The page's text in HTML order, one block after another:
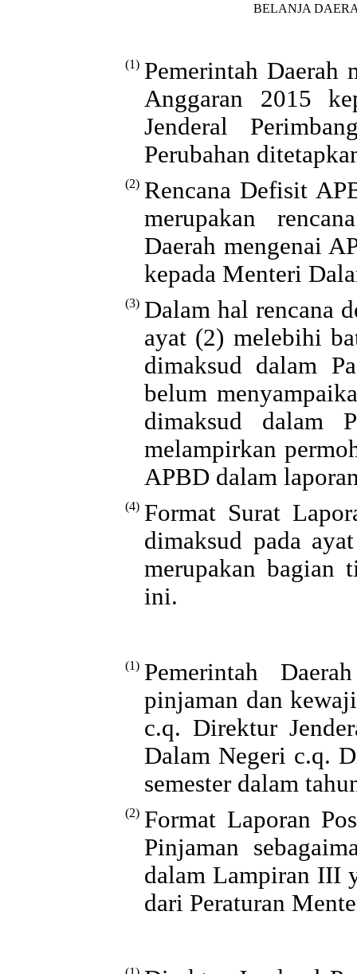
BELANJA
(1) Pemerintah Daerah
Anggaran 2015
Jenderal
Perubahan
(2) Rencana Defisit
merupakan
Daerah mengenai
kepada Menteri
(3) Dalam hal rencana
ayat (2) melebihi
dimaksud dalam
belum
dimaksud dalam
melampirkan
APBD dalam
(4) Format Surat
dimaksud pada
merupakan bagian
ini.
(1) Pemerintah
pinjaman dan
c.q. Direktur
Dalam Negeri c.q.
semester dalam
(2) Format Laporan
Pinjaman
dalam Lampiran III
dari Peraturan